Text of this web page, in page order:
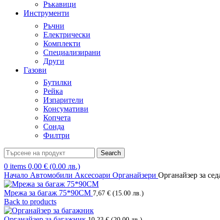
Ръкавици
Инструменти
Ръчни
Електрически
Комплекти
Специализирани
Други
Газови
Бутилки
Рейка
Изпарители
Консумативи
Копчета
Сонда
Филтри
Search
0 items 0,00 € (0.00 лв.)
Начало Автомобили Аксесоари Органайзери Органайзер за
Мрежа за багаж 75*90СМ 7,67 € (15.00 лв.)
Back to products